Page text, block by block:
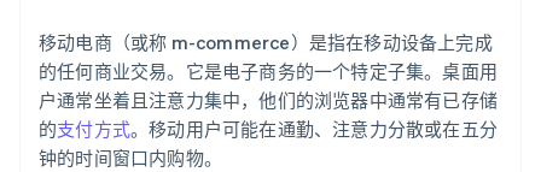
移动电商（或称 m-commerce）是指在移动设备上完成
的任何商业交易。它是电子商务的一个特定子集。桌面用
户通常坐着且注意力集中，他们的浏览器中通常有已存储
的支付方式。移动用户可能在通勤、注意力分散或在五分
钟的时间窗口内购物。